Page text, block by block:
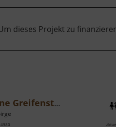
dieses Projekt zu
Naturbühne Greifensteine